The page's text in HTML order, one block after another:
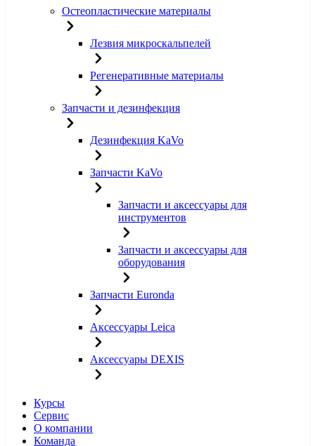
Остеопластические материалы
Лезвия микроскальпелей
Регенеративные материалы
Запчасти и дезинфекция
Дезинфекция KaVo
Запчасти KaVo
Запчасти и аксессуары для
инструментов
Запчасти и аксессуары для
оборудования
Запчасти Euronda
Аксессуары Leica
Аксессуары DEXIS
Курсы
Сервис
О компании
Команда